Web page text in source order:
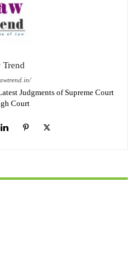
Trend
Judgments of Supreme Court
Court